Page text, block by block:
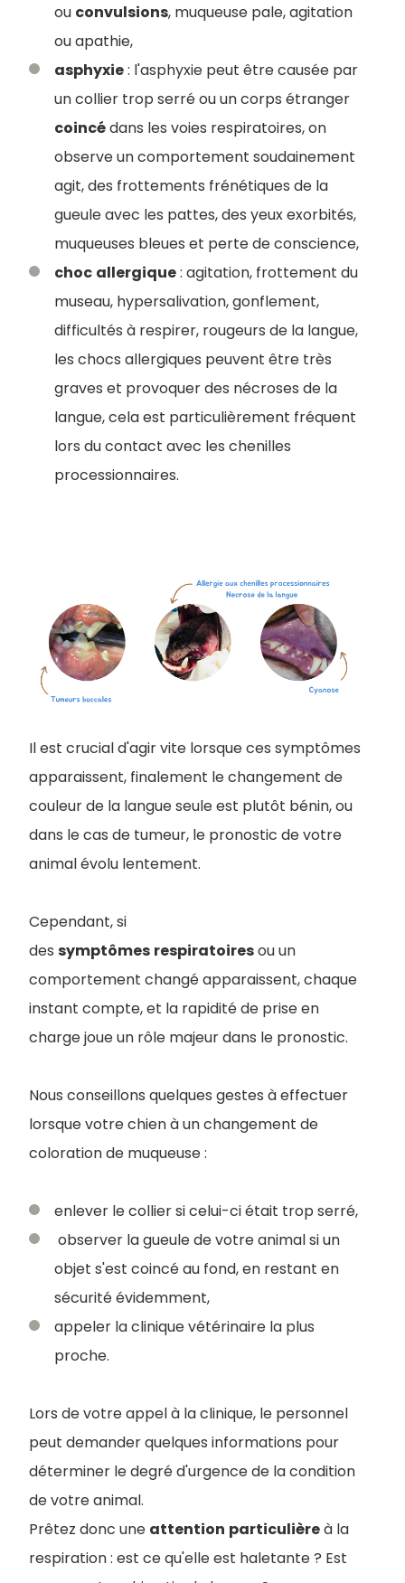
ou convulsions, muqueuse pale, agitation
ou apathie,
asphyxie: l'asphyxie peut être causée par
un collier trop serré ou un corps étranger
coincédans les voies respiratoires, on
observe un comportement soudainement
agit, des frottements frénétiques de la
gueule avec les pattes, des yeux exorbités,
muqueuses bleues et perte de conscience,
choc allergique: agitation, frottement du
museau, hypersalivation, gonflement,
difficultés à respirer, rougeurs de la langue,
les chocs allergiques peuvent être très
graves et provoquer des nécroses de la
langue, cela est particulièrement fréquent
lors du contact avec les chenilles
processionnaires.
Il est crucial d'agir vite lorsque ces symptômes
apparaissent, finalement le changement de
couleur de la langue seule est plutôt bénin, ou
dans le cas de tumeur, le pronostic de votre
animal évolu lentement.
Cependant, si
des symptômes respiratoiresou un
comportement changé apparaissent, chaque
instant compte, et la rapidité de prise en
charge joue un rôle majeur dans le pronostic.
Nous conseillons quelques gestes à effectuer
lorsque votre chien à un changement de
coloration de muqueuse :
enlever le collier si celui-ci était trop serré,
observer la gueule de votre animal si un
objet s'est coincé au fond, en restant en
sécurité évidemment,
appeler la clinique vétérinaire la plus
proche.
Lors de votre appel à la clinique, le personnel
peut demander quelques informations pour
déterminer le degré d'urgence de la condition
de votre animal.
Prêtez donc une attention particulièreà la
respiration : est ce qu'elle est haletante ? Est